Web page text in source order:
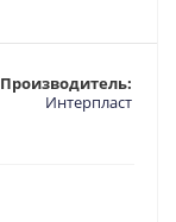
Производитель:
Интерпласт